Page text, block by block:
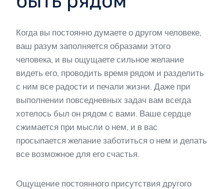
Когда вы постоянно думаете о другом человеке,
ваш разум заполняется образами этого
человека, и вы ощущаете сильное желание
видеть его, проводить время рядом и разделить
с ним все радости и печали жизни. Даже при
выполнении повседневных задач вам всегда
хотелось был он рядом с вами. Ваше сердце
сжимается при мысли о нем, и в вас
просыпается желание заботиться о нем и делать
все возможное для его счастья.
Ощущение постоянного присутствия другого